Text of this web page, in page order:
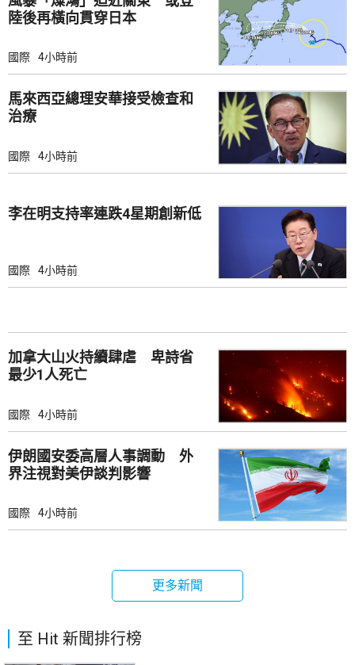
陸後再橫向貫穿日本
國際 4小時前
馬來西亞總理安華接受檢查和
治療
國際 4小時前
李在明支持率連跌4星期創新低
國際 4小時前
加拿大山火持續肆虐 卑詩省
最少1人死亡
國際 4小時前
伊朗國安委高層人事調動 外
界注視對美伊談判影響
國際 4小時前
更多新聞
至 Hit 新聞排行榜